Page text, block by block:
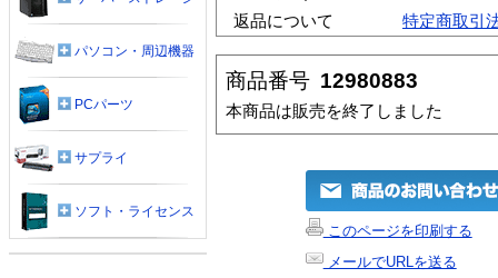
返品について
特定商取引
商品番号 12980883
本商品は販売を終了しました
このページを印刷する
メールでURLを送る
パソコン・周辺機器
PCパーツ
サプライ
ソフト・ライセンス